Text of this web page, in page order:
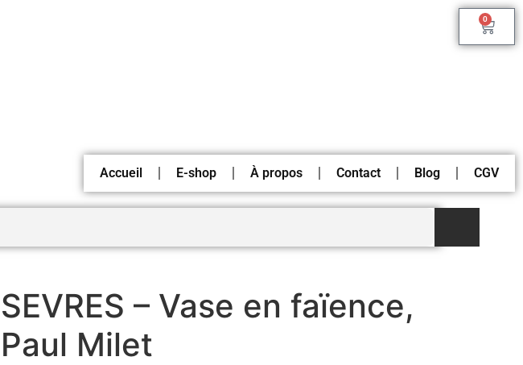
0
Accueil E-shop À propos Contact Blog CGV
SEVRES – Vase en faïence,
Paul Milet